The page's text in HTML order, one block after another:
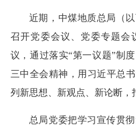
近期，中煤地质总局（
召开党委会议、党委专题会
议，通过落实“第一议题”制
三中全会精神，用习近平总
列新思想、新观点、新论断，
总局党委把学习宣传贯